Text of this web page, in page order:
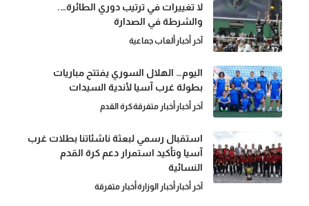
لا تغييرات في ترتيب دوري الطائرة….
والشرطة في الصدارة
آخر أخبارألعاب جماعية
اليوم… الهلال السوري يفتتح مباريات
بطولة غرب آسيا لأندية السيدات
آخر أخبارأخبار متفرقةكرة القدم
استقبال رسمي لبعثة ناشئاتنا بطلات غرب
آسيا وتأكيد استمرار دعم كرة القدم
النسائية
آخر أخبارأخبار الوزارةأخبار متفرقة